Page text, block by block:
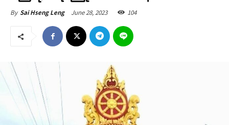
By Sai Hseng Leng June 28, 2023 104